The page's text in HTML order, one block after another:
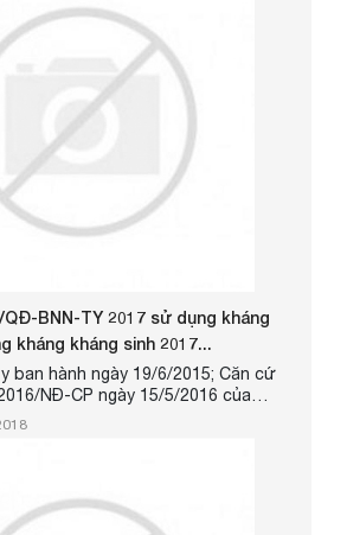
QĐ-BNN-TY 2017 sử dụng kháng
kháng kháng sinh 2017...
ban hành ngày 19/6/2015; Căn cứ
NĐ-CP ngày 15/5/2016 của
chi tiết thi hành một số điều của
Nghị định số 15/2017/NĐ-CP ngày
triển nông thôn; Xét đề nghị của
y,...